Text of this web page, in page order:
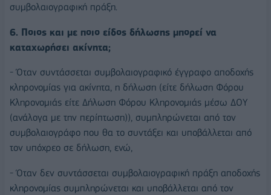
συμβολαιογραφική πράξη.
6. Ποιος και με ποιο είδος δήλωσης μπορεί να
καταχωρήσει ακίνητα;
- Όταν συντάσσεται συμβολαιογραφικό έγγραφο αποδοχής
κληρονομίας για ακίνητα, η δήλωση (είτε δήλωση Φόρου
Κληρονομιάς είτε Δήλωση Φόρου Κληρονομιάς μέσω ΔΟΥ
(ανάλογα με την περίπτωση)), συμπληρώνεται από τον
συμβολαιογράφο που θα το συντάξει και υποβάλλεται από
τον υπόχρεο σε δήλωση, ενώ,
- Όταν δεν συντάσσεται συμβολαιογραφική πράξη αποδοχής
κληρονομίας συμπληρώνεται και υποβάλλεται από τον